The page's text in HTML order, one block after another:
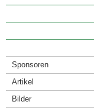
Sponsoren
Artikel
Bilder